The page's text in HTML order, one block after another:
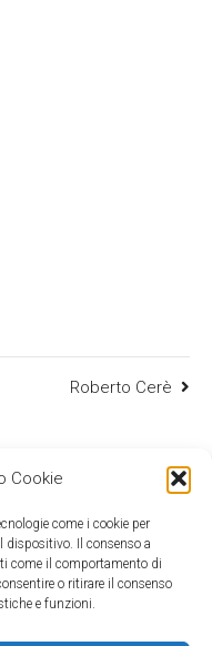
Cookie
come i cookie per
dispositivo. Il consenso a
come il comportamento di
o ritirare il consenso
e funzioni.
Roberto Cerè